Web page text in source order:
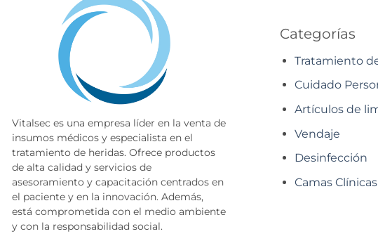
Vitalsec es una empresa líder en la venta de
insumos médicos y especialista en el
tratamiento de heridas. Ofrece productos
de alta calidad y servicios de
asesoramiento y capacitación centrados en
el paciente y en la innovación. Además,
está comprometida con el medio ambiente
y con la responsabilidad social.
Categorías
Tratamiento
Cuidado
Artículos de
Vendaje
Desinfección
Camas Clínicas